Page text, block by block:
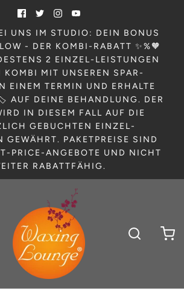
UNS IM STUDIO: DEIN BONUS
- DER KOMBI-RABATT ✨%🧡
2 EINZEL-LEISTUNGEN
MIT UNSEREN SPAR-
EINEM TERMIN UND ERHALTE
AUF DEINE BEHANDLUNG. DER
IN DIESEM FALL AUF DIE
GEBUCHTEN EINZEL-
GEWÄHRT. PAKETPREISE SIND
PRICE-ANGEBOTE UND NICHT
RABATTFÄHIG.